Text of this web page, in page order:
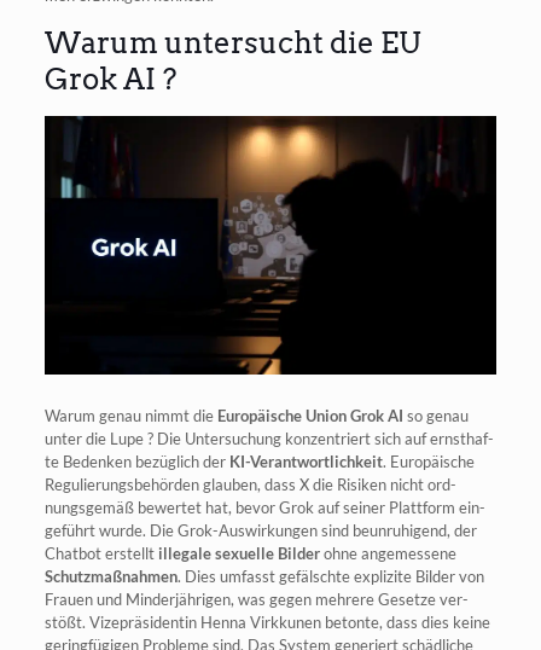
Warum untersucht die EU
Grok AI ?
War­um genau nimmt die Euro­päi­sche Uni­onGrok AI so genau
unter die Lupe ? Die Unter­su­chung kon­zen­triert sich auf ernst­haf­
te Beden­ken bezüg­lich der KI-Ver­ant­wort­lich­keit. Euro­päi­sche
Regu­lie­rungs­be­hör­den glau­ben, dass X die Risi­ken nicht ord­
nungs­ge­mäß bewer­tet hat, bevor Grok auf sei­ner Platt­form ein­
ge­führt wur­de. Die Grok-Aus­wir­kun­gen sind beun­ru­hi­gend, der
Chat­bot erstellt ille­ga­le sexu­el­le Bil­derohne ange­mes­se­ne
Schutz­maß­nah­men. Dies umfasst gefälsch­te expli­zi­te Bil­der von
Frau­en und Min­der­jäh­ri­gen, was gegen meh­re­re Geset­ze ver­
stößt. Vize­prä­si­den­tin Hen­na Virk­k­u­nen beton­te, dass dies kei­ne
gering­fü­gi­gen Pro­ble­me sind. Das Sys­tem gene­riert schäd­li­che